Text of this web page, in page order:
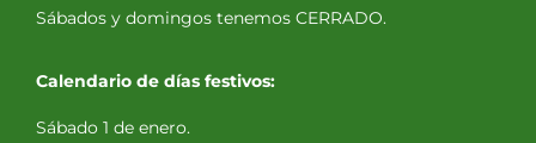
Sábados y domingos tenemos CERRADO.
Calendario de días festivos:
Sábado 1 de enero.